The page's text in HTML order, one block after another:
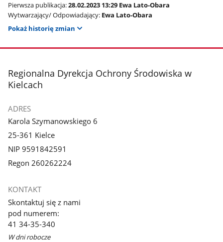
Pierwsza publikacja:28.02.2023 13:29 Ewa Lato-Obara
Wytwarzający/ Odpowiadający: Ewa Lato-Obara
Pokaż historię zmian
stopka
Regionalna Dyrekcja Ochrony Środowiska w
Kielcach
ADRES
Karola Szymanowskiego 6
25-361 Kielce
NIP 9591842591
Regon 260262224
KONTAKT
Skontaktuj się z nami
pod numerem:
41 34-35-340
W dni robocze